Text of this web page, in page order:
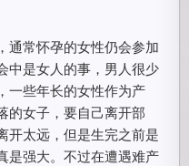
通常怀孕的女性仍会参加
中是女人的事，男人很少
一些年长的女性作为产
的女子，要自己离开部
开太远，但是生完之前是
是强大。不过在遭遇难产